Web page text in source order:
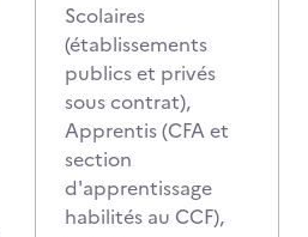
Scolaires
(établissements
publics et privés
sous contrat),
Apprentis (CFA et
section
d'apprentissage
habilités au CCF),